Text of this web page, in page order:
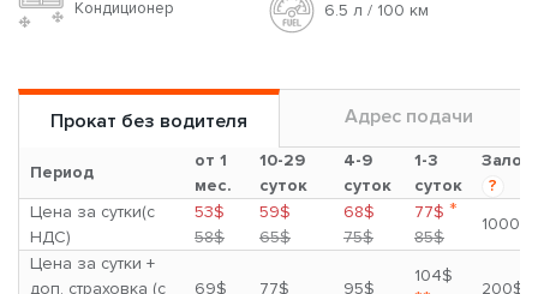
Кондиционер 6.5 л / 100 км
Прокат без водителя Адрес подачи
Период
от 1
мес.
10-29
суток
4-9
суток
1-3
суток
Залог
?
Цена за сутки(с
НДС)
53$
58$
59$
65$
68$
75$
77$ *
85$
1000$
Цена за сутки +
доп. страховка (с
69$ 77$ 95$
104$
200$